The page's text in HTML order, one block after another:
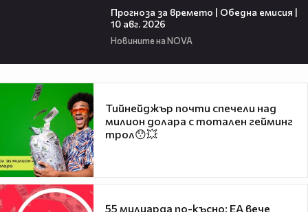
Прогноза за времето | Обедна емисия |
10 авг. 2026
Новините на NOVA
Тийнейджър почти спечели над
милион долара с тотален гейминг
трол😯💥
55 милиарда по-късно: EA вече